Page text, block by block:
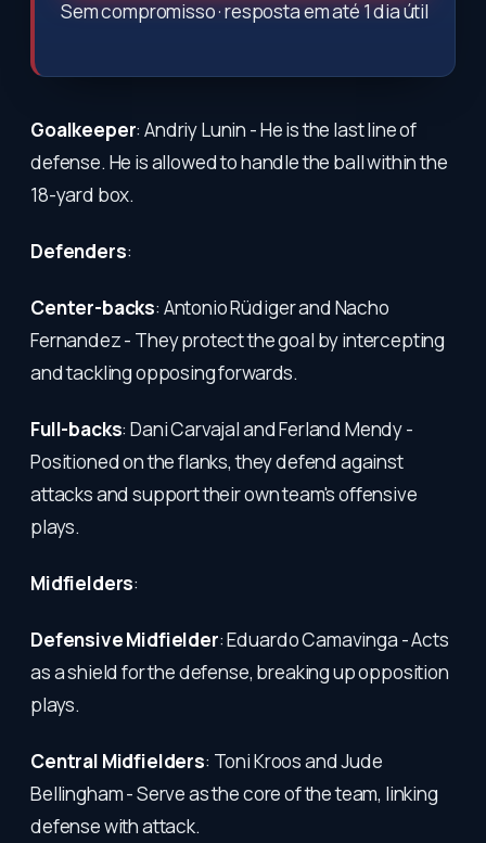
Sem compromisso · resposta em até 1 dia útil
Goalkeeper: Andriy Lunin - He is the last line of
defense. He is allowed to handle the ball within the
18-yard box.
Defenders:
Center-backs: Antonio Rüdiger and Nacho
Fernandez - They protect the goal by intercepting
and tackling opposing forwards.
Full-backs: Dani Carvajal and Ferland Mendy -
Positioned on the flanks, they defend against
attacks and support their own team's offensive
plays.
Midfielders:
Defensive Midfielder: Eduardo Camavinga - Acts
as a shield for the defense, breaking up opposition
plays.
Central Midfielders: Toni Kroos and Jude
Bellingham - Serve as the core of the team, linking
defense with attack.